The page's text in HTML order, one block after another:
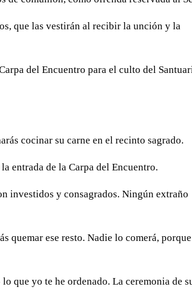
que las vestirán al recibir la unción y la
del Encuentro para el culto del
cocinar su carne en el recinto sagrado.
entrada de la Carpa del Encuentro.
investidos y consagrados. Ningún extraño
quemar ese resto. Nadie lo comerá, porque
que yo te he ordenado. La ceremonia de